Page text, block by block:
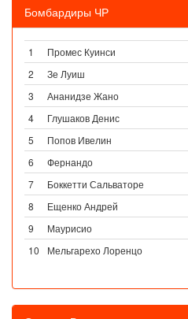
Бомбардиры ЧР
1 Промес Куинси
2
Зе Луиш
3
Ананидзе Жано
4
Глушаков Денис
5
Попов Ивелин
6
Фернандо
7
Боккетти Сальваторе
8
Ещенко Андрей
9
Маурисио
10
Мельгарехо Лоренцо